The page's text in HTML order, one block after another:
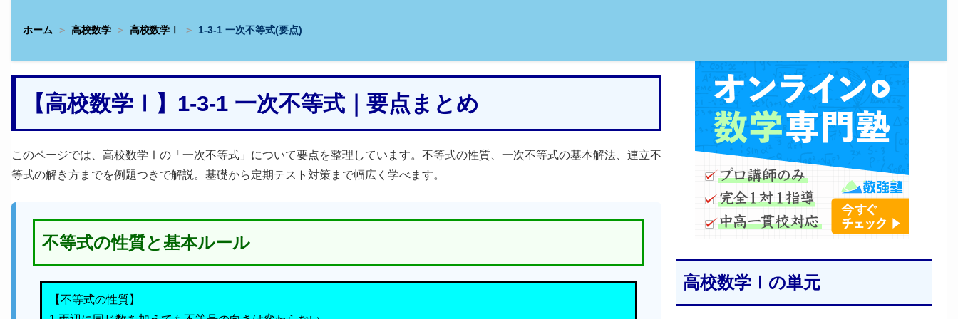
ホーム 高校数学 高校数学Ⅰ 1-3-1 一次不等式(要点)
【高校数学Ⅰ】1-3-1 一次不等式｜要点まとめ
このページでは、高校数学Ⅰの「一次不等式」について要点を整理しています。不等式の性質、一次不等式の基本解法、連立不
等式の解き方までを例題つきで解説。基礎から定期テスト対策まで幅広く学べます。
不等式の性質と基本ルール
【不等式の性質】
高校数学Ⅰの単元